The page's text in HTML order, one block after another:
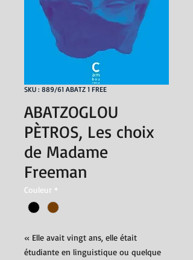
SKU : 889/61 ABATZ 1 FREE
ABATZOGLOU
PÈTROS, Les choix
de Madame
Freeman
Couleur *
« Elle avait vingt ans, elle était
étudiante en linguistique ou quelque